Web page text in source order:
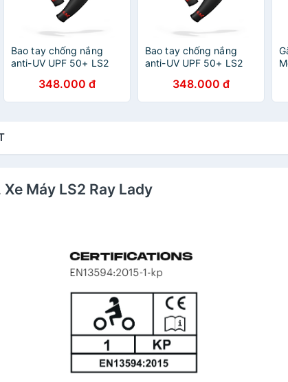
Bao tay chống nắng
anti-UV UPF 50+ LS2
348.000 đ
Bao tay chống nắng
anti-UV UPF 50+ LS2
348.000 đ
Máy LS2 Ray Lady